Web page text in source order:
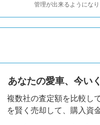
管理が出来るようにな
あなたの愛車、今い
複数社の査定額を比較し
を賢く売却して、購入資